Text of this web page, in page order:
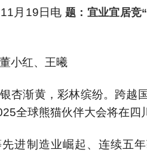
月19日电 题：宜业宜居
小红、王曦
杏渐黄，彩林缤纷。跨越
全球熊猫伙伴大会将在四
进制造业崛起、连续五